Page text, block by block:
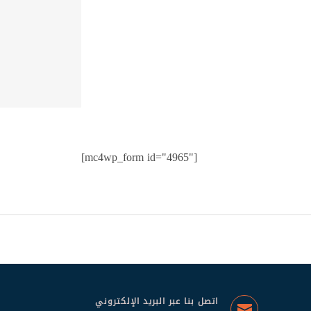
[mc4wp_form id="4965"]
اتصل بنا عبر البريد الإلكتروني